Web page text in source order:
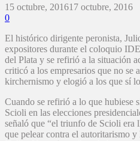
15 octubre, 201617 octubre, 2016
0
El histórico dirigente peronista,
expositores durante el coloquio
del Plata y se refirió a la situación
criticó a los empresarios que no se
kirchernismo y elogió a los que sí
Cuando se refirió a lo que hubiese
Scioli en las elecciones
señaló que “el triunfo de Scioli era
que pelear contra el autoritarismo